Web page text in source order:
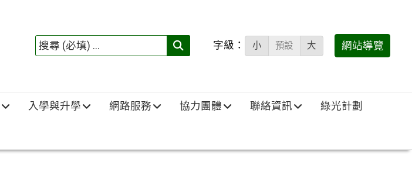
搜
填)：
字級： 小 預設 大 網站導覽
入學與升學 網路服務 協力團體 聯絡資訊 綠光計劃